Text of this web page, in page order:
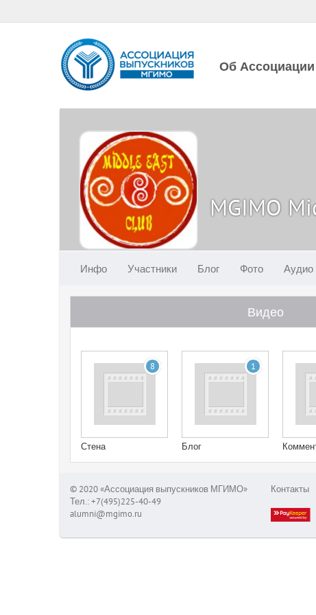
Об Ассоциации
MGIMO
Инфо Участники Блог Фото Аудио
Видео
8
Стена
1
Блог
© 2020 «Ассоциация выпускников МГИМО»
Тел.: +7(495)225-40-49
alumni@mgimo.ru
Контакты